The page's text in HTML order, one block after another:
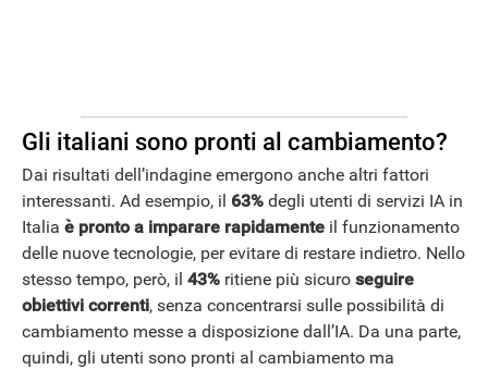
APPLE
Gli italiani sono pronti al cambiamento?
Dai risultati dell’indagine emergono anche altri fattori
interessanti. Ad esempio, il 63% degli utenti di servizi IA in
Italia è pronto a imparare rapidamente il funzionamento
delle nuove tecnologie, per evitare di restare indietro. Nello
stesso tempo, però, il 43% ritiene più sicuro seguire
obiettivi correnti, senza concentrarsi sulle possibilità di
cambiamento messe a disposizione dall’IA. Da una parte,
quindi, gli utenti sono pronti al cambiamento ma